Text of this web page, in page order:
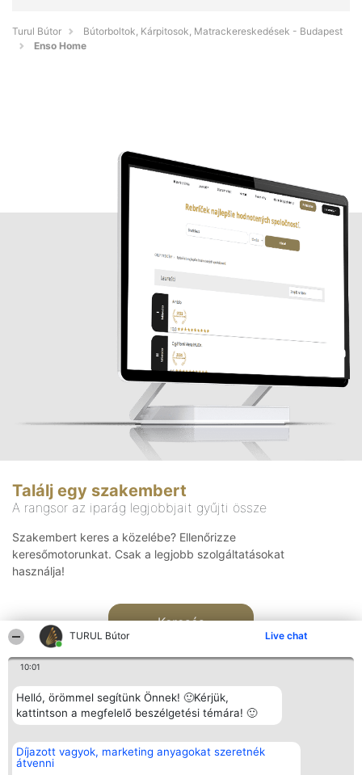
TURUL Bútor Live chat
10:01
Helló, örömmel segítünk Önnek! 🙂Kérjük,
kattintson a megfelelő beszélgetési témára! 🙂
Díjazott vagyok, marketing anyagokat szeretnék
átvenni
Turul Bútor
Bútorboltok, Kárpitosok, Matrackereskedések - Budapest
Enso Home
Találj egy szakembert
A rangsor az iparág legjobbjait gyűjti össze
Szakembert keres a közelébe? Ellenőrizze
keresőmotorunkat. Csak a legjobb szolgáltatásokat
használja!
Keresés
Rangsorszervező
SC Beautiful Company S.R.L.
Bulevardul Aleea Timișul De
Népszavazás
Nyertesek
Elérhetőség
Elérhetőség